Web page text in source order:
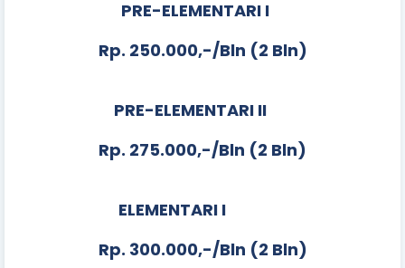
PRE-ELEMENTARI I
Rp. 250.000,-/Bln (2 Bln)
PRE-ELEMENTARI II
Rp. 275.000,-/Bln (2 Bln)
ELEMENTARI I
Rp. 300.000,-/Bln (2 Bln)